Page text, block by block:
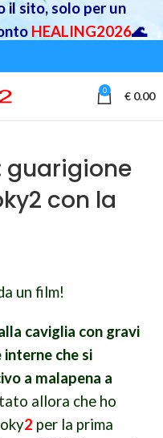
0 € 0.00
guarigione
con la
un film!
caviglia con gravi
che si
a malapena a
allora che ho
2 per la prima
sito, solo per un
HEALING2026🌊